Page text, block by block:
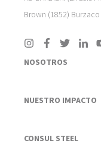
Brown (1852)
NOSOTROS
NUESTRO IMPACTO
CONSUL STEEL